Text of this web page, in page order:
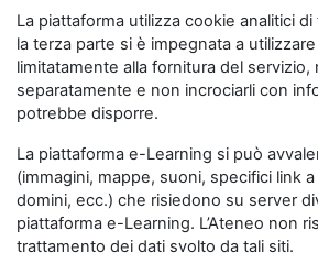
La piattaforma utilizza cookie analitici
la terza parte si è impegnata a
limitatamente alla fornitura del
separatamente e non incrociarli con
potrebbe disporre.
La piattaforma e-Learning si può
(immagini, mappe, suoni, specifici link
domini, ecc.) che risiedono su server
piattaforma e-Learning. L’Ateneo non
trattamento dei dati svolto da tali siti.